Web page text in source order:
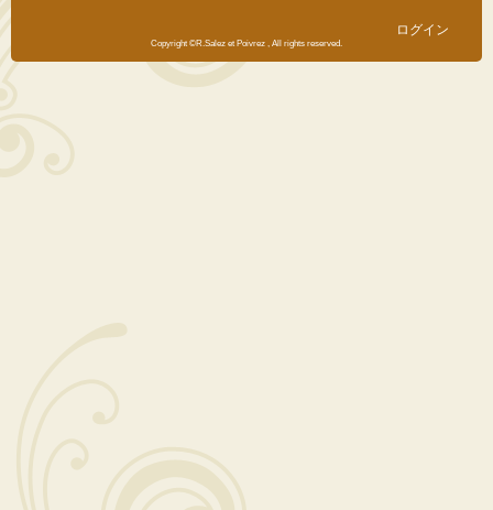
Copyright ©R.Salez et Poivrez , All rights reserved.
ログイン